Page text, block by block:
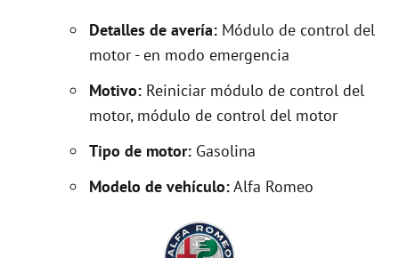
Detalles de avería: Módulo de control del
motor - en modo emergencia
Motivo: Reiniciar módulo de control del
motor, módulo de control del motor
Tipo de motor: Gasolina
Modelo de vehículo:Alfa Romeo